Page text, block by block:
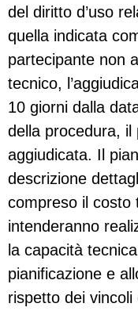
del diritto d’uso
quella indicata
partecipante non
tecnico,
10 giorni dalla
della procedura, il
aggiudicata. Il
descrizione
compreso il costo
intenderanno
la capacità
pianificazione e
rispetto dei